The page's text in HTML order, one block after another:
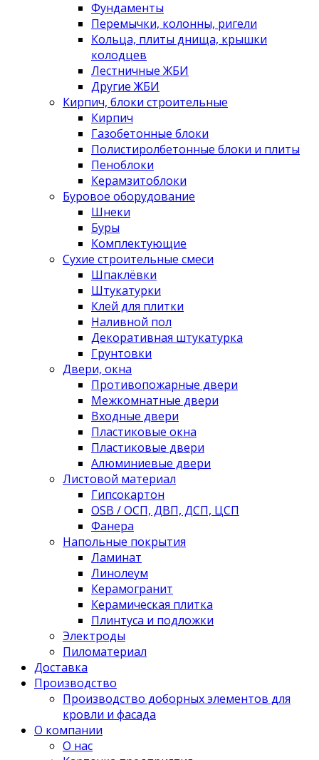
Фундаменты
Перемычки, колонны, ригели
Кольца, плиты днища, крышки
колодцев
Лестничные ЖБИ
Другие ЖБИ
Кирпич, блоки строительные
Кирпич
Газобетонные блоки
Полистиролбетонные блоки и плиты
Пеноблоки
Керамзитоблоки
Буровое оборудование
Шнеки
Буры
Комплектующие
Сухие строительные смеси
Шпаклёвки
Штукатурки
Клей для плитки
Наливной пол
Декоративная штукатурка
Грунтовки
Двери, окна
Противопожарные двери
Межкомнатные двери
Входные двери
Пластиковые окна
Пластиковые двери
Алюминиевые двери
Листовой материал
Гипсокартон
OSB / ОСП, ДВП, ДСП, ЦСП
Фанера
Напольные покрытия
Ламинат
Линолеум
Керамогранит
Керамическая плитка
Плинтуса и подложки
Электроды
Пиломатериал
Доставка
Производство
Производство доборных элементов для
кровли и фасада
О компании
О нас